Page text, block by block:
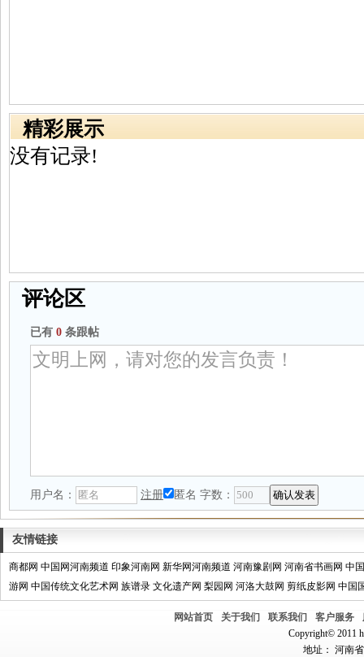
精彩展示
没有记录!
评论区
已有 0 条跟帖
用户名： 注册 匿名 字数：
友情链接
商都网 中国网河南频道 印象河南网 新华网河南频道 河南豫剧网 河南省书画网 中
游网 中国传统文化艺术网 族谱录 文化遗产网 梨园网 河洛大鼓网 剪纸皮影网 中国
网站首页 关于我们 联系我们 客户服务
Copyright© 2011
地址： 河南